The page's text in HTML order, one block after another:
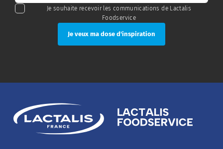
Je souhaite recevoir les communications de Lactalis
Foodservice